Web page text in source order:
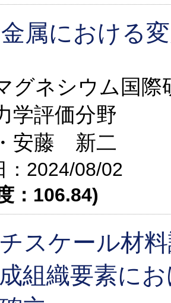
属における
グネシウム国際
評価分野
安藤 新二
：2024/08/02
：106.84)
スケール材
組織要素に